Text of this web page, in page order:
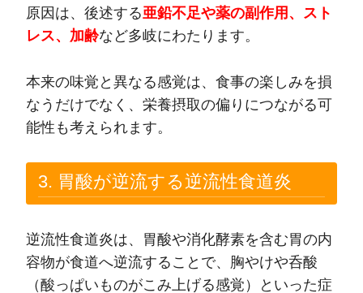
原因は、後述する亜鉛不足や薬の副作用、スト
レス、加齢など多岐にわたります。
本来の味覚と異なる感覚は、食事の楽しみを損
なうだけでなく、栄養摂取の偏りにつながる可
能性も考えられます。
3. 胃酸が逆流する逆流性食道炎
逆流性食道炎は、胃酸や消化酵素を含む胃の内
容物が食道へ逆流することで、胸やけや呑酸
（酸っぱいものがこみ上げる感覚）といった症